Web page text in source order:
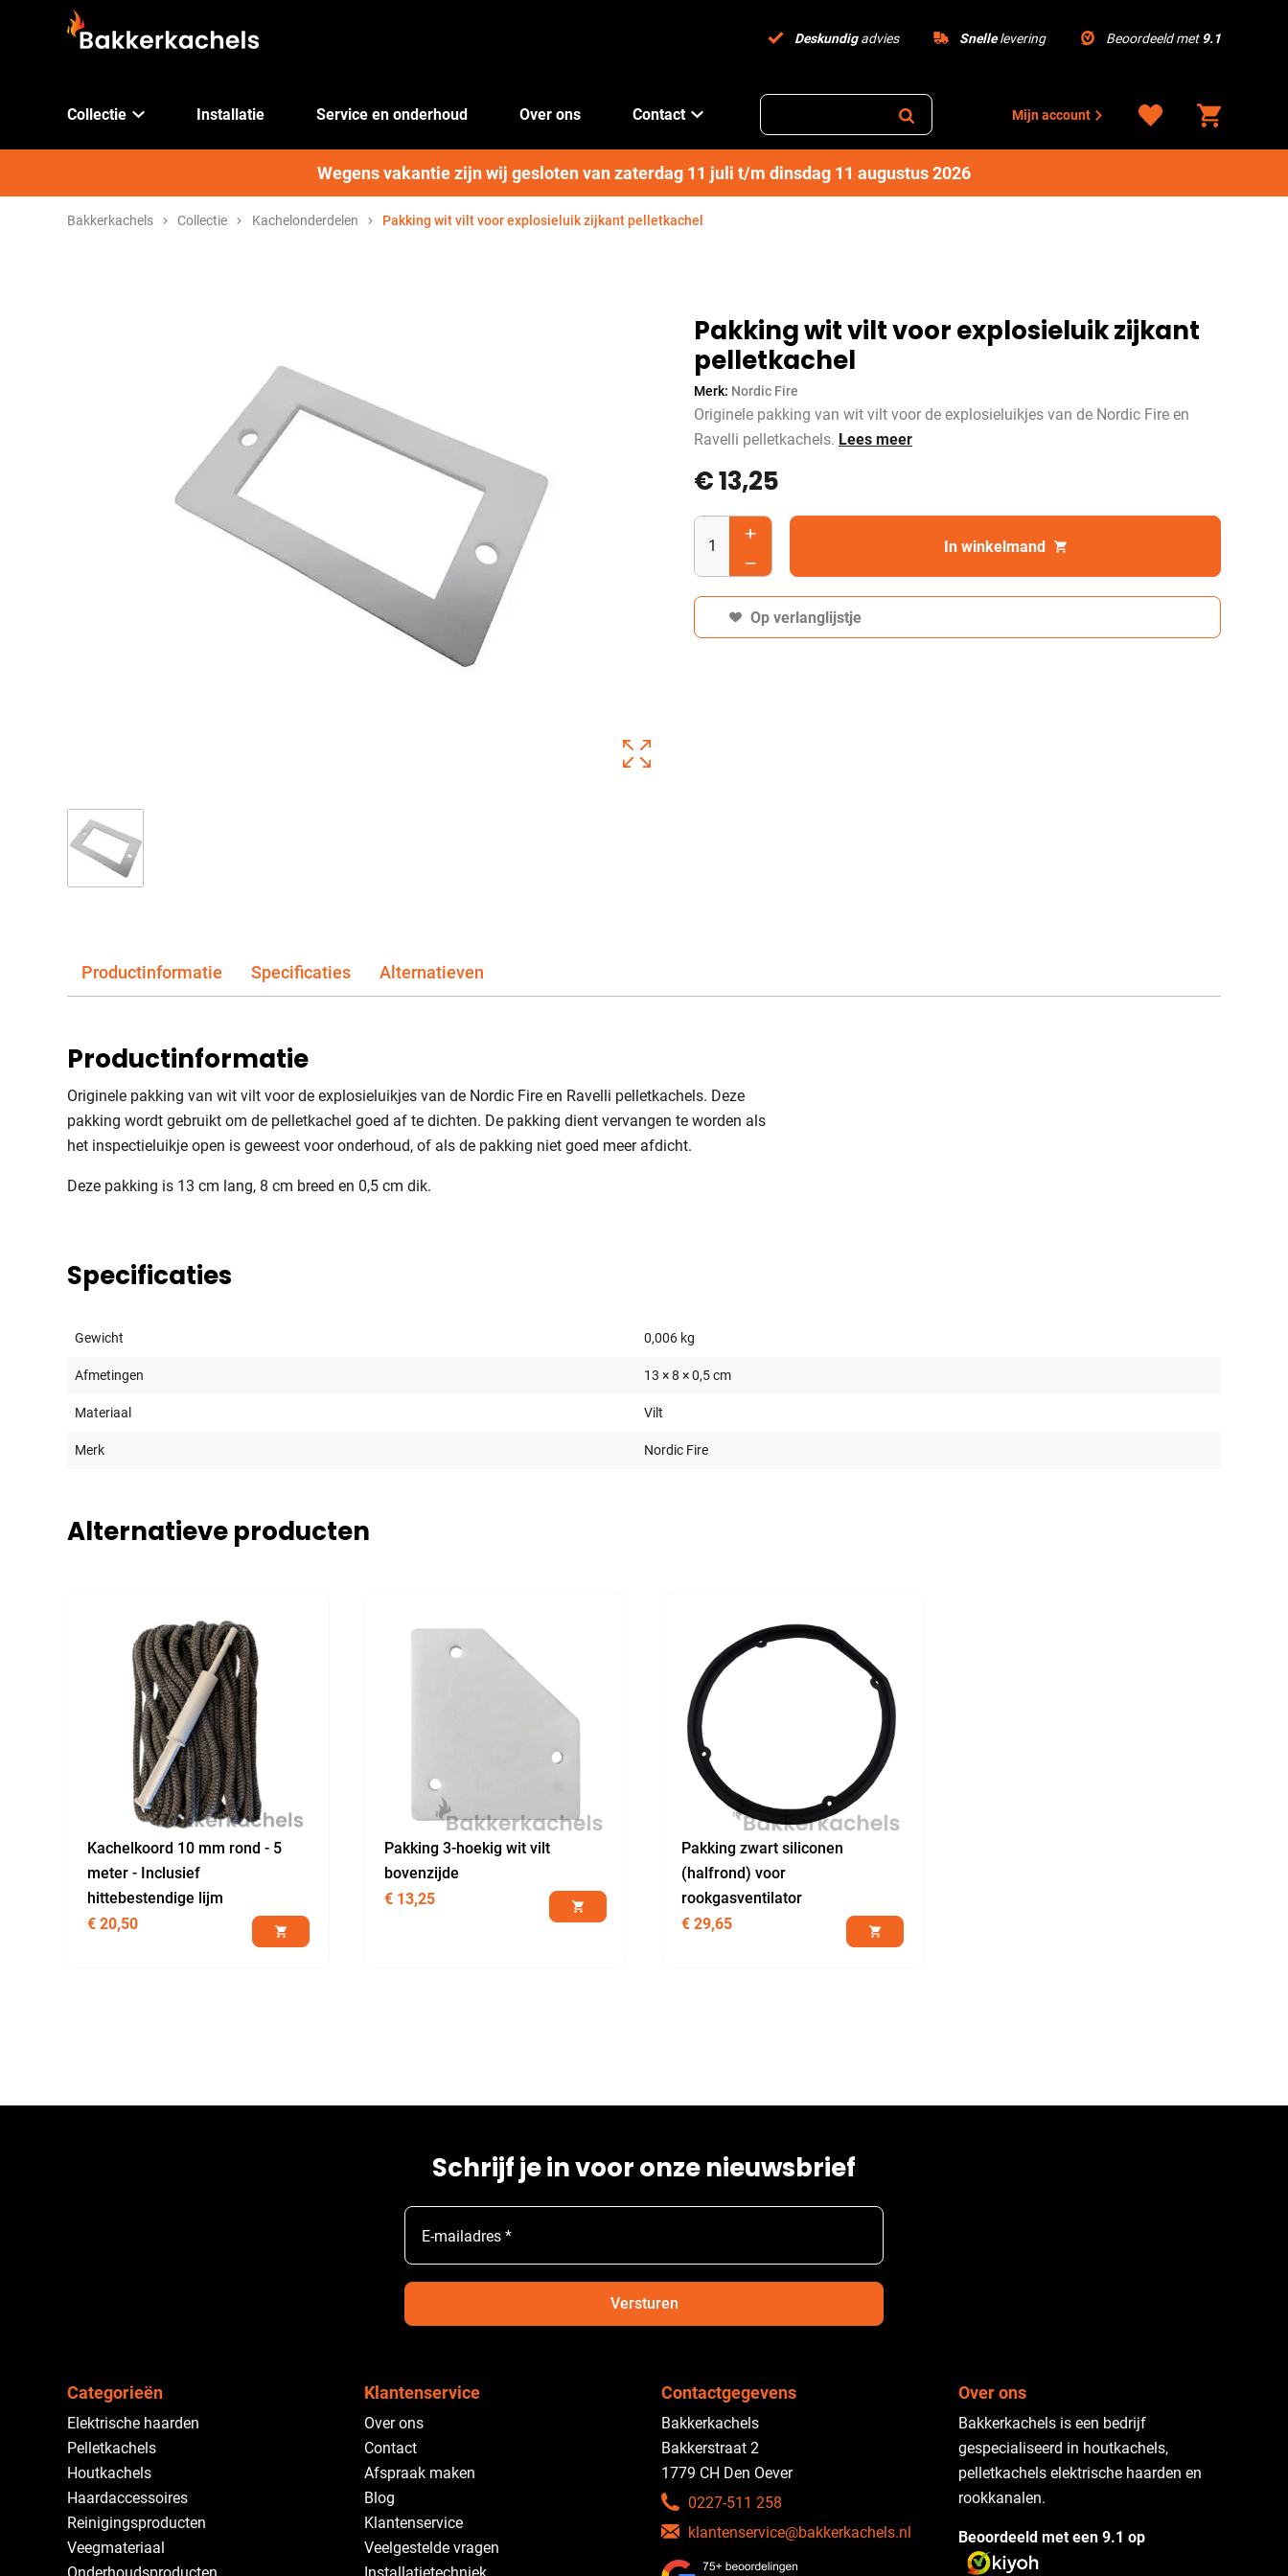
Deskundigadvies Snellelevering Beoordeeld met 9.1
Collectie Installatie Service en onderhoud Over ons Contact Mijn account
Wegens vakantie zijn wij gesloten van zaterdag 11 juli t/m dinsdag 11 augustus 2026
Bakkerkachels Collectie Kachelonderdelen Pakking wit vilt voor explosieluik zijkant pelletkachel
Pakking wit vilt voor explosieluik zijkant
pelletkachel
Merk: Nordic Fire
Originele pakking van wit vilt voor de explosieluikjes van de Nordic Fire en
Ravelli pelletkachels. Lees meer
€13,25
In winkelmand
Op verlanglijstje
Productinformatie Specificaties Alternatieven
Productinformatie
Originele pakking van wit vilt voor de explosieluikjes van de Nordic Fire en Ravelli pelletkachels. Deze
pakking wordt gebruikt om de pelletkachel goed af te dichten. De pakking dient vervangen te worden als
het inspectieluikje open is geweest voor onderhoud, of als de pakking niet goed meer afdicht.
Deze pakking is 13 cm lang, 8 cm breed en 0,5 cm dik.
Specificaties
Gewicht 0,006 kg
Afmetingen 13 × 8 × 0,5 cm
Materiaal Vilt
Merk Nordic Fire
Alternatieve producten
Kachelkoord 10 mm rond - 5
meter - Inclusief
hittebestendige lijm
€ 20,50
Pakking 3-hoekig wit vilt
bovenzijde
€ 13,25
Pakking zwart siliconen
(halfrond) voor
rookgasventilator
€ 29,65
Schrijf je in voor onze nieuwsbrief
E-mailadres *
Versturen
Categorieën
Elektrische haarden
Pelletkachels
Houtkachels
Haardaccessoires
Reinigingsproducten
Veegmateriaal
Klantenservice
Over ons
Contact
Afspraak maken
Blog
Klantenservice
Veelgestelde vragen
Contactgegevens
Bakkerkachels
Bakkerstraat 2
1779 CH Den Oever
0227-511 258
klantenservice@bakkerkachels.nl
Over ons
Bakkerkachels is een bedrijf
gespecialiseerd in houtkachels,
pelletkachels elektrische haarden en
rookkanalen.
Beoordeeld met een 9.1 op